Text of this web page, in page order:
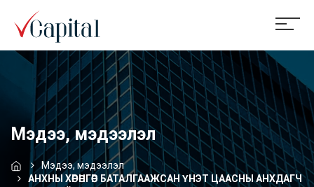
Мэдээ, мэдээлэл
Мэдээ, мэдээлэл
АНХНЫ ХӨРӨНГӨӨР БАТАЛГААЖСАН ҮНЭТ ЦААСНЫ АНХДАГЧ